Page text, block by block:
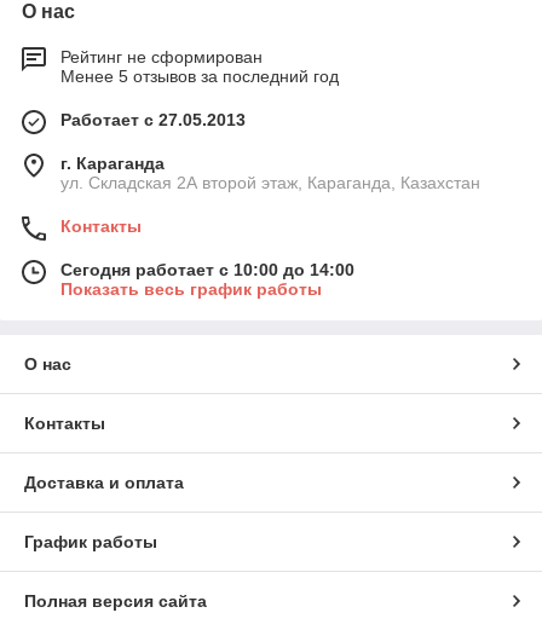
О нас
Рейтинг не сформирован
Менее 5 отзывов за последний год
Работает с 27.05.2013
г. Караганда
ул. Складская 2А второй этаж, Караганда, Казахстан
Контакты
Сегодня работает с 10:00 до 14:00
Показать весь график работы
О нас
Контакты
Доставка и оплата
График работы
Полная версия сайта